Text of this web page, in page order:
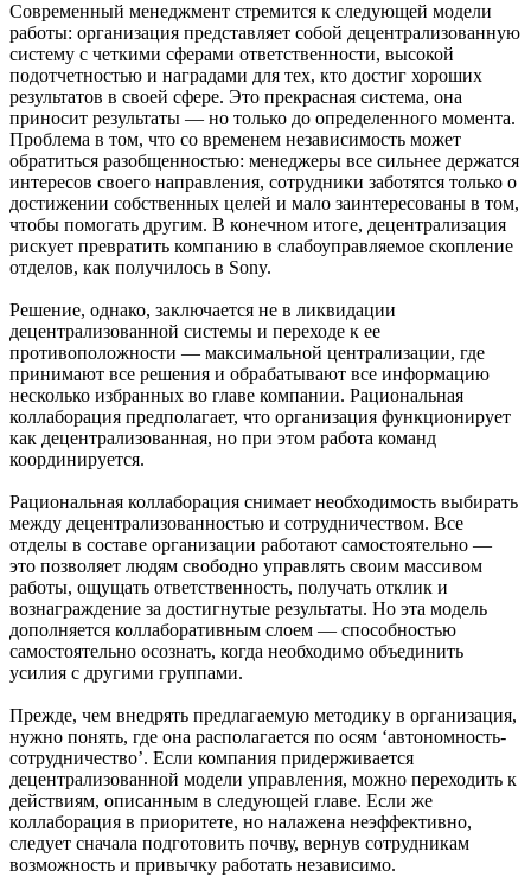
Современный менеджмент стремится к следующей модели
работы: организация представляет собой децентрализованную
систему с четкими сферами ответственности, высокой
подотчетностью и наградами для тех, кто достиг хороших
результатов в своей сфере. Это прекрасная система, она
приносит результаты — но только до определенного момента.
Проблема в том, что со временем независимость может
обратиться разобщенностью: менеджеры все сильнее держатся
интересов своего направления, сотрудники заботятся только о
достижении собственных целей и мало заинтересованы в том,
чтобы помогать другим. В конечном итоге, децентрализация
рискует превратить компанию в слабоуправляемое скопление
отделов, как получилось в Sony.
Решение, однако, заключается не в ликвидации
децентрализованной системы и переходе к ее
противоположности — максимальной централизации, где
принимают все решения и обрабатывают все информацию
несколько избранных во главе компании. Рациональная
коллаборация предполагает, что организация функционирует
как децентрализованная, но при этом работа команд
координируется.
Рациональная коллаборация снимает необходимость выбирать
между децентрализованностью и сотрудничеством. Все
отделы в составе организации работают самостоятельно —
это позволяет людям свободно управлять своим массивом
работы, ощущать ответственность, получать отклик и
вознаграждение за достигнутые результаты. Но эта модель
дополняется коллаборативным слоем — способностью
самостоятельно осознать, когда необходимо объединить
усилия с другими группами.
Прежде, чем внедрять предлагаемую методику в организация,
нужно понять, где она располагается по осям ‘автономность-
сотрудничество’. Если компания придерживается
децентрализованной модели управления, можно переходить к
действиям, описанным в следующей главе. Если же
коллаборация в приоритете, но налажена неэффективно,
следует сначала подготовить почву, вернув сотрудникам
возможность и привычку работать независимо.